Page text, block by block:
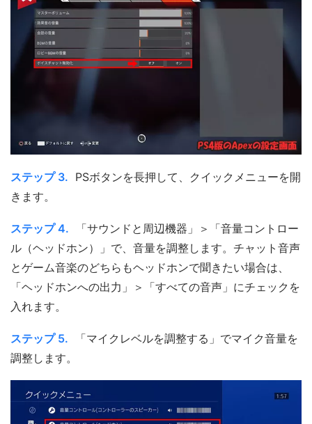
ステップ 3. PSボタンを長押して、クイックメニューを開
きます。
ステップ 4.
「サウンドと周辺機器」＞「音量コントロー
ル（ヘッドホン）」で、音量を調整します。チャット音声
とゲーム音楽のどちらもヘッドホンで聞きたい場合は、
「ヘッドホンへの出力」＞「すべての音声」にチェックを
入れます。
ステップ 5.
「マイクレベルを調整する」でマイク音量を
調整します。